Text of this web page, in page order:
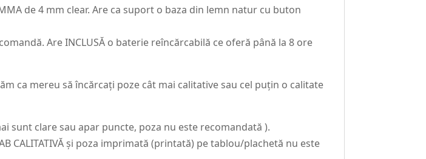
de 4 mm clear. Are ca suport o baza din lemn natur cu buton
Are INCLUSĂ o baterie reîncărcabilă ce oferă până la 8 ore
ca mereu să încărcați poze cât mai calitative sau cel puțin o calitate
sunt clare sau apar puncte, poza nu este recomandată ).
CALITATIVĂ și poza imprimată (printată) pe tablou/plachetă nu este